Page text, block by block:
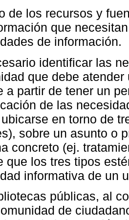
de los recursos y
que
de información.
identificar las
que debe
a partir de tener un
de las
en torno de
sobre un asunto o
concreto (ej.
que los tres tipos
informativa de un
públicas, al
de